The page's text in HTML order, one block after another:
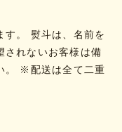
す。 熨斗は、名前を
されないお客様は備
。 ※配送は全て二重